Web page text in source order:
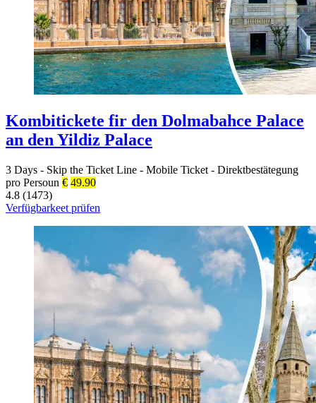
Kombitickete fir den Dolmabahce Palace
an den Yildiz Palace
3 Days - Skip the Ticket Line - Mobile Ticket - Direktbestätegung
pro Persoun € 49.90
4.8 (1473)
Verfügbarkeet prüfen